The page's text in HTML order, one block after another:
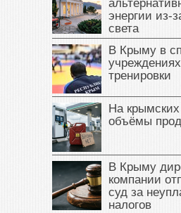
энергии из-
света
В Крыму в
тренировки
На
объёмы
В Крыму
компании
суд за
налогов